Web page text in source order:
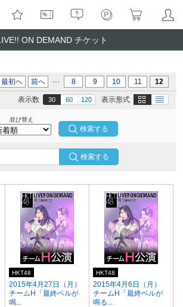
ON DEMAND チケット
最初へ 前へ ... 8 9 10 11 12
表示形式 画像 テキスト
表示数 30 60 120
並び替え
検索する
2015年4月27日（月）
チームH「最終ベルが
鳴...
HKT48
2015年4月6日（月）
チームH「最終ベルが
鳴る...
HKT48